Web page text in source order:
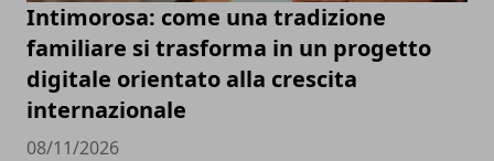
Intimorosa: come una tradizione
familiare si trasforma in un progetto
digitale orientato alla crescita
internazionale
08/11/2026